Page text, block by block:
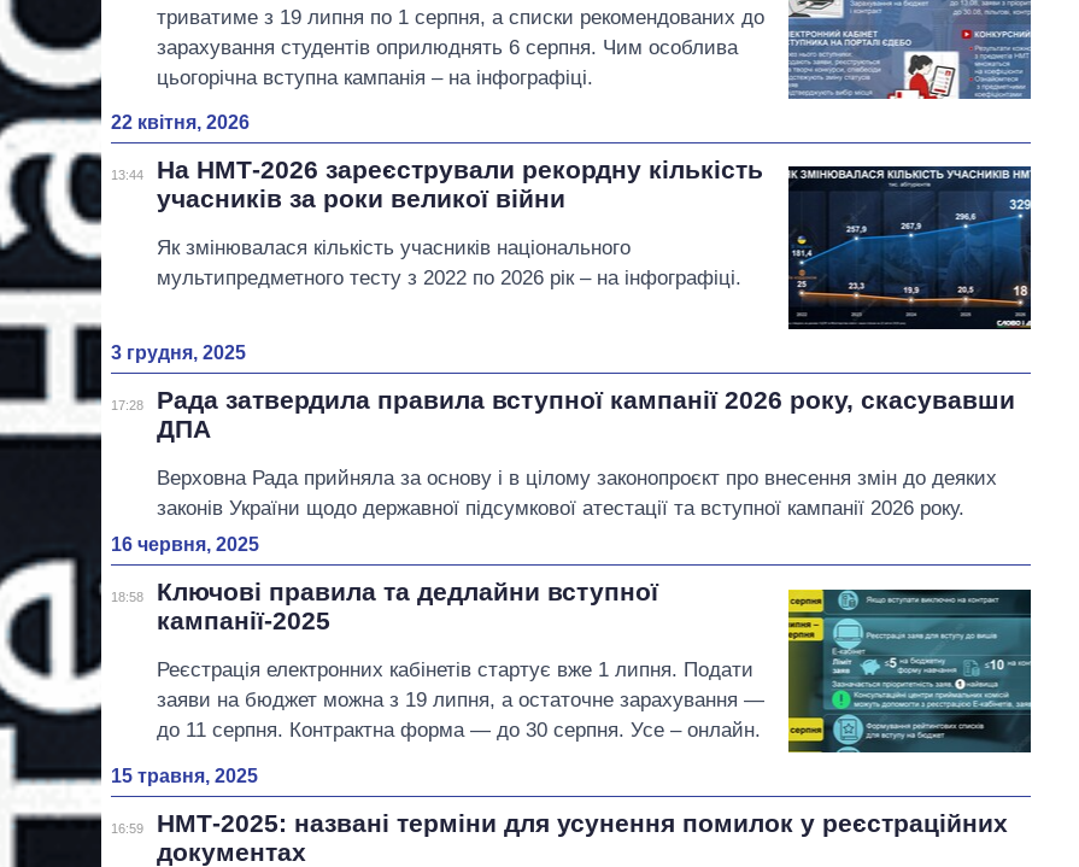
триватиме з 19 липня по 1 серпня, а списки рекомендованих до
зарахування студентів оприлюднять 6 серпня. Чим особлива
цьогорічна вступна кампанія – на інфографіці.
22 квітня, 2026
13:44
На НМТ-2026 зареєстрували рекордну кількість
учасників за роки великої війни
Як змінювалася кількість учасників національного
мультипредметного тесту з 2022 по 2026 рік – на інфографіці.
3 грудня, 2025
17:28
Рада затвердила правила вступної кампанії 2026 року, скасувавши
ДПА
Верховна Рада прийняла за основу і в цілому законопроєкт про внесення змін до деяких
законів України щодо державної підсумкової атестації та вступної кампанії 2026 року.
16 червня, 2025
18:58
Ключові правила та дедлайни вступної
кампанії-2025
Реєстрація електронних кабінетів стартує вже 1 липня. Подати
заяви на бюджет можна з 19 липня, а остаточне зарахування —
до 11 серпня. Контрактна форма — до 30 серпня. Усе – онлайн.
15 травня, 2025
16:59
НМТ-2025: названі терміни для усунення помилок у реєстраційних
документах